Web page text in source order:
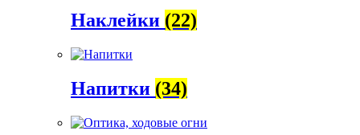
Наклейки (22)
Напитки (34)